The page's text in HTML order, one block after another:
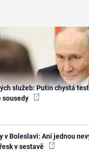
služeb: Putin chystá test
sousedy
v Boleslavi: Ani jednou
v sestavě